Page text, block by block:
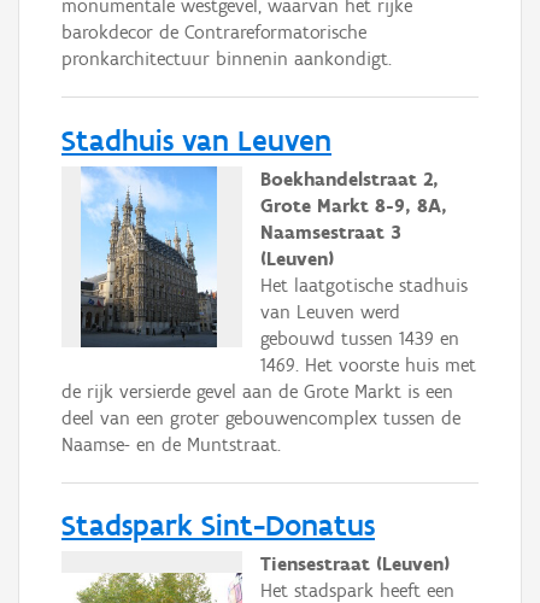
monumentale westgevel, waarvan het rijke
barokdecor de Contrareformatorische
pronkarchitectuur binnenin aankondigt.
Stadhuis van Leuven
Boekhandelstraat 2,
Grote Markt 8-9, 8A,
Naamsestraat 3
(Leuven)
Het laatgotische stadhuis
van Leuven werd
gebouwd tussen 1439 en
1469. Het voorste huis met
de rijk versierde gevel aan de Grote Markt is een
deel van een groter gebouwencomplex tussen de
Naamse- en de Muntstraat.
Stadspark Sint-Donatus
Tiensestraat (Leuven)
Het stadspark heeft een